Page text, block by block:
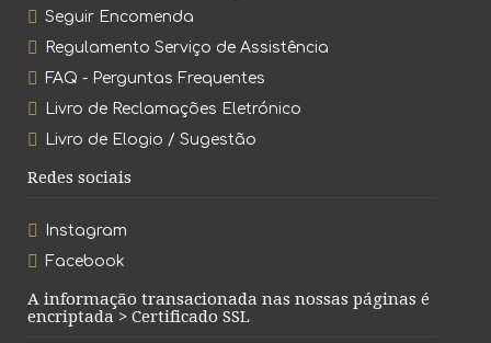
Seguir Encomenda
Regulamento Serviço de Assistência
FAQ - Perguntas Frequentes
Livro de Reclamações Eletrónico
Livro de Elogio / Sugestão
Redes sociais
Instagram
Facebook
A informação transacionada nas nossas páginas é
encriptada > Certificado SSL